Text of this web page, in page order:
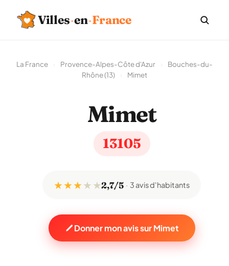
Villes·en·France
La France Provence-Alpes-Côte d'Azur
Bouches-du-
Rhône (13)
Mimet
Mimet
13105
★ ★ ★★ ★2,7/5 3 avis d'habitants
Donner mon avis sur Mimet